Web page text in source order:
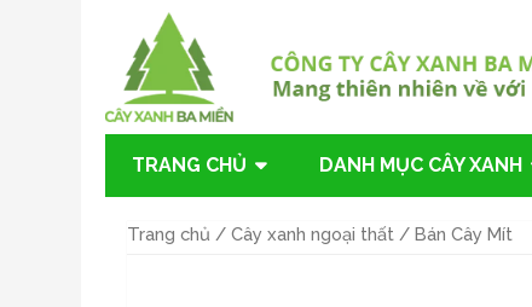
TRANG CHỦ DANH MỤC CÂY XANH
Trang chủ /Cây xanh ngoại thất / Bán Cây Mít